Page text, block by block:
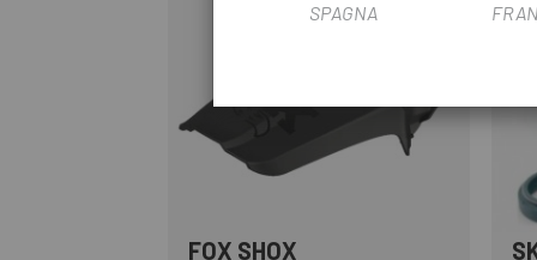
FOX SHOX
SPAGNA